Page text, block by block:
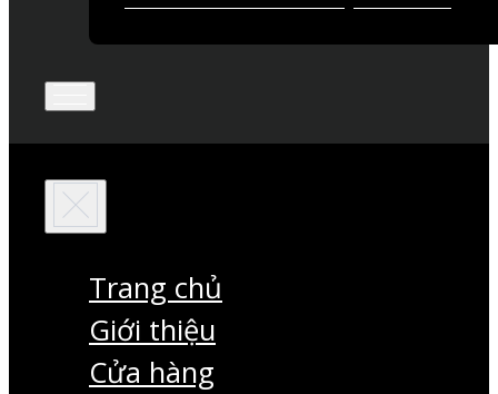
Trang chủ
Giới thiệu
Cửa hàng